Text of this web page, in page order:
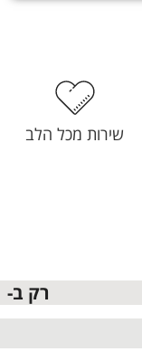
שירות מכל הלב
רק ב-